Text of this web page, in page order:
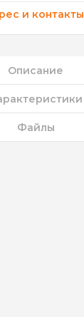
и контакты
Описание
Файлы